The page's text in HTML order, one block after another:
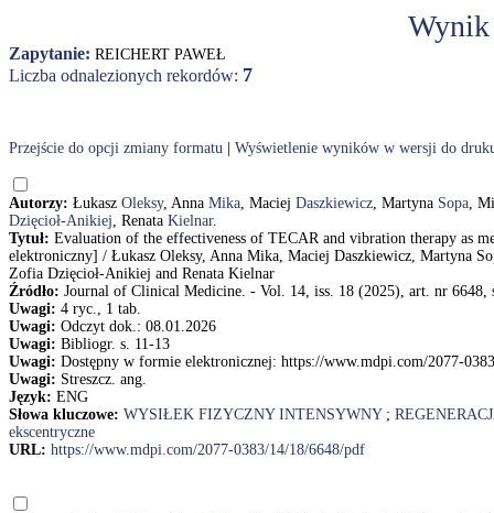
Zapytanie: REICHERT PAWEŁ
Liczba odnalezionych rekordów: 7
Przejście do opcji zmiany formatu Wyświetlenie wyników w wersji do
Autorzy: Łukasz Oleksy, Anna Mika, Maciej Daszkiewicz, Martyna Sopa,
Dzięcioł-Anikiej, Renata Kielnar.
Tytuł: Evaluation of the effectiveness of TECAR and vibration therapy as
elektroniczny] / Łukasz Oleksy, Anna Mika, Maciej Daszkiewicz, Martyna
Zofia Dzięcioł-Anikiej and Renata Kielnar
Źródło: Journal of Clinical Medicine. - Vol. 14, iss. 18 (2025), art. nr 6648,
Uwagi: 4 ryc., 1 tab.
Uwagi: Odczyt dok.: 08.01.2026
Uwagi: Bibliogr. s. 11-13
Uwagi: Dostępny w formie elektronicznej: https://www.mdpi.com/2077-
Uwagi: Streszcz. ang.
Język: ENG
Słowa kluczowe: WYSIŁEK FIZYCZNY INTENSYWNY;
ekscentryczne
URL: https://www.mdpi.com/2077-0383/14/18/6648/pdf